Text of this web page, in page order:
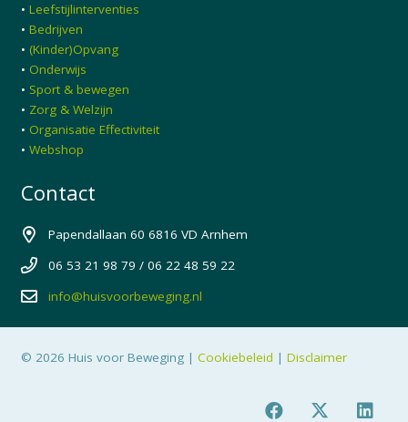
• Leefstijlinterventies
• Bedrijven
• (Kinder)Opvang
• Onderwijs
• Sport & bewegen
• Zorg & Welzijn
• Organisatie Effectiviteit
• Webshop
Contact
Papendallaan 60 6816 VD Arnhem
06 53 21 98 79 / 06 22 48 59 22
info@huisvoorbeweging.nl
© 2026 Huis voor Beweging | Cookiebeleid | Disclaimer